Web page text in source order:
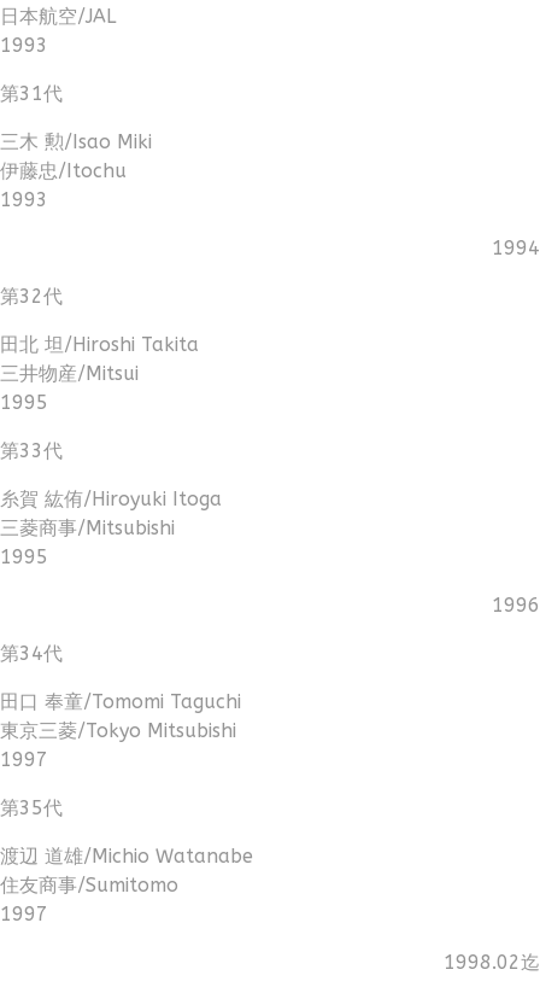
日本航空/JAL
1993
第31代
三木 勲/Isao Miki
伊藤忠/Itochu
1993
1994
第32代
田北 坦/Hiroshi Takita
三井物産/Mitsui
1995
第33代
糸賀 紘侑/Hiroyuki Itoga
三菱商事/Mitsubishi
1995
1996
第34代
田口 奉童/Tomomi Taguchi
東京三菱/Tokyo Mitsubishi
1997
第35代
渡辺 道雄/Michio Watanabe
住友商事/Sumitomo
1997
1998.02迄